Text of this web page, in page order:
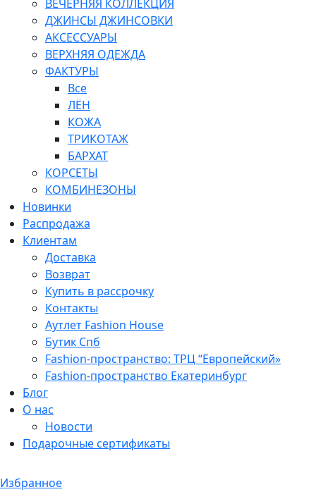
ВЕЧЕРНЯЯ КОЛЛЕКЦИЯ
ДЖИНСЫ ДЖИНСОВКИ
АКСЕССУАРЫ
ВЕРХНЯЯ ОДЕЖДА
ФАКТУРЫ
Все
ЛЁН
КОЖА
ТРИКОТАЖ
БАРХАТ
КОРСЕТЫ
КОМБИНЕЗОНЫ
Новинки
Распродажа
Клиентам
Доставка
Возврат
Купить в рассрочку
Контакты
Аутлет Fashion House
Бутик Спб
Fashion-пространство: ТРЦ “Европейский»
Fashion-пространство Екатеринбург
Блог
О нас
Новости
Подарочные сертификаты
Избранное